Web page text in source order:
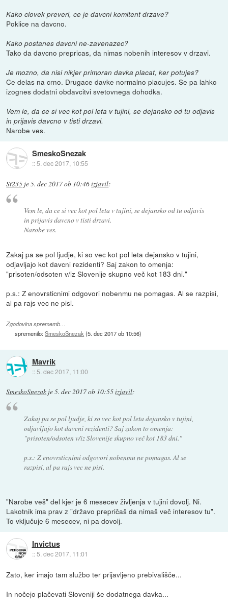
Kako clovek preveri, ce je davcni komitent drzave?
Poklice na davcno.
Kako postanes davcni ne-zavenazec?
Tako da davcno prepricas, da nimas nobenih interesov v drzavi.
Je mozno, da nisi nikjer primoran davka placat, ker potujes?
Ce delas na crno. Drugace davke normalno placujes. Se pa lahko
izognes dodatni obdavcitvi svetovnega dohodka.
Vem le, da ce si vec kot pol leta v tujini, se dejansko od tu odjavis
in prijavis davcno v tisti drzavi.
Narobe ves.
SmeskoSnezak
::5. dec 2017, 10:55
St235 je5. dec 2017 ob 10:46izjavil:
Vem le, da ce si vec kot pol leta v tujini, se dejansko od tu odjavis
in prijavis davcno v tisti drzavi.
Narobe ves.
Zakaj pa se pol ljudje, ki so vec kot pol leta dejansko v tujini,
odjavljajo kot davcni rezidenti? Saj zakon to omenja:
"prisoten/odsoten v/iz Slovenije skupno več kot 183 dni."
p.s.: Z enovrsticnimi odgovori nobenmu ne pomagas. Al se razpisi,
al pa rajs vec ne pisi.
Zgodovina sprememb…
spremenilo:SmeskoSnezak(5. dec 2017 ob 10:56)
Mavrik
:: 5. dec 2017, 11:00
SmeskoSnezak je5. dec 2017 ob 10:55izjavil:
Zakaj pa se pol ljudje, ki so vec kot pol leta dejansko v tujini,
odjavljajo kot davcni rezidenti? Saj zakon to omenja:
"prisoten/odsoten v/iz Slovenije skupno več kot 183 dni."
p.s.: Z enovrsticnimi odgovori nobenmu ne pomagas. Al se
razpisi, al pa rajs vec ne pisi.
"Narobe veš" del kjer je 6 mesecev življenja v tujini dovolj. Ni.
Lakotnik ima prav z "državo prepričaš da nimaš več interesov tu".
To vključuje 6 mesecev, ni pa dovolj.
Invictus
::5. dec 2017, 11:01
Zato, ker imajo tam službo ter prijavljeno prebivališče...
In nočejo plačevati Sloveniji še dodatnega davka...